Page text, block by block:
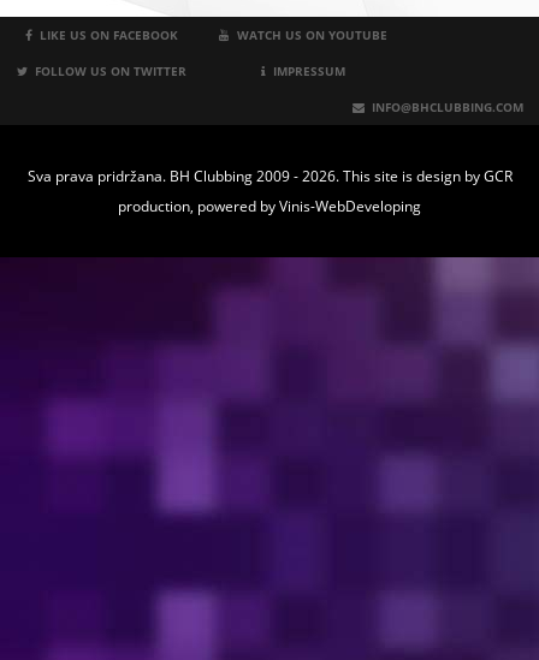
LIKE US ON FACEBOOK WATCH US ON YOUTUBE
FOLLOW US ON TWITTER IMPRESSUM
INFO@BHCLUBBING.COM
Sva prava pridržana. BH Clubbing 2009 - 2026. This site is design byGCR
production, powered byVinis-WebDeveloping